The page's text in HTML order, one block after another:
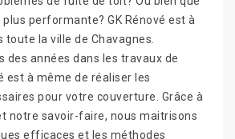
performante? GK Rénové est à
toute la ville de Chavagnes.
des années dans les travaux de
est à même de réaliser les
pour votre couverture. Grâce à
notre savoir-faire, nous maitrisons
efficaces et les méthodes